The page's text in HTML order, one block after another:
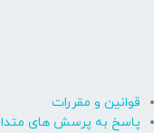
قوانین و مقررات
پاسخ به پرسش های